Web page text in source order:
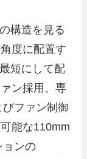
構造を見る
度に配置す
短にして配
ン採用、専
ファン制御
能な110mm
ョンの